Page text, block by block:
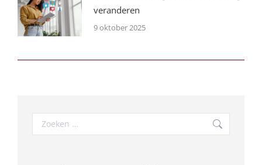
veranderen
9 oktober 2025
Search: